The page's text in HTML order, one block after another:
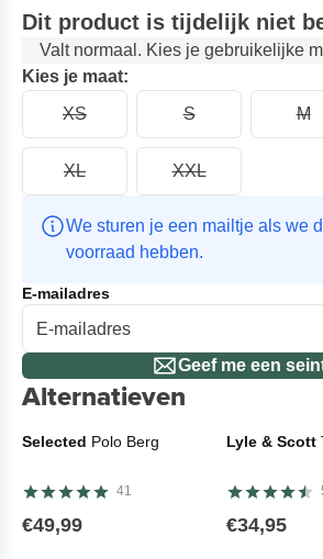
Dit product is tijdelijk niet
Valt normaal. Kies je gebruikelijke
Kies je maat:
XS
S M
XL XXL
We sturen je een mailtje als we
voorraad hebben.
E-mailadres
Geef me een
Alternatieven
Selected Polo Berg
41
€49,99
Lyle & Scott
€34,95